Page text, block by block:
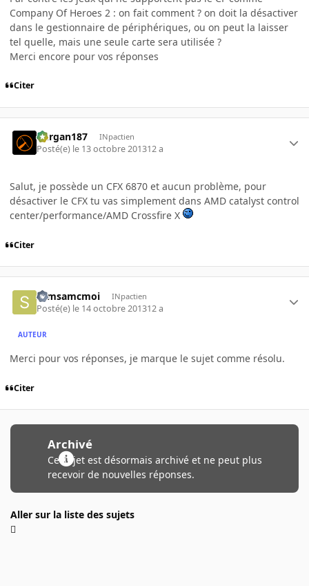
Company Of Heroes 2 : on fait comment ? on doit la désactiver
dans le gestionnaire de périphériques, ou on peut la laisser
tel quelle, mais une seule carte sera utilisée ?
Merci encore pour vos réponses
Citer
kurgan187 INpactien
Posté(e) le 13 octobre 201312 a
Salut, je possède un CFX 6870 et aucun problème, pour
désactiver le CFX tu vas simplement dans AMD catalyst control
center/performance/AMD Crossfire X
Citer
samsamcmoi INpactien
Posté(e) le 14 octobre 201312 a
AUTEUR
Merci pour vos réponses, je marque le sujet comme résolu.
Citer
Archivé
Ce sujet est désormais archivé et ne peut plus
recevoir de nouvelles réponses.
Aller sur la liste des sujets